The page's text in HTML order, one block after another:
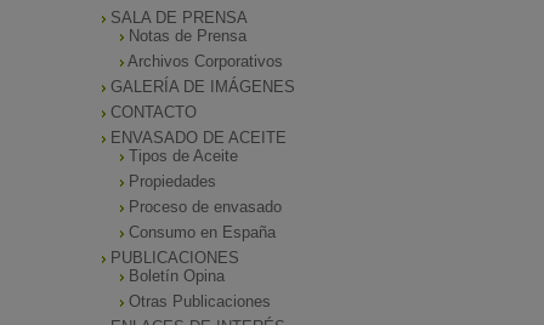
SALA DE PRENSA
Notas de Prensa
Archivos Corporativos
GALERÍA DE IMÁGENES
CONTACTO
ENVASADO DE ACEITE
Tipos de Aceite
Propiedades
Proceso de envasado
Consumo en España
PUBLICACIONES
Boletín Opina
Otras Publicaciones